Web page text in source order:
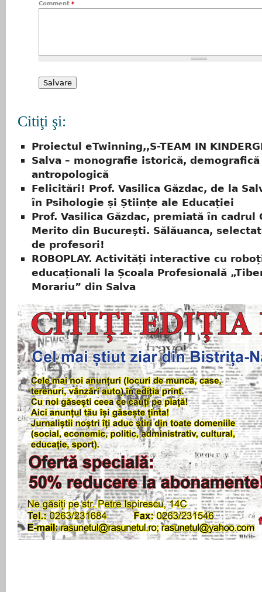
Comment *
Citiţi şi:
Proiectul eTwinning,,S-TEAM IN
Salva – monografie istorică,
antropologică
Felicitări! Prof. Vasilica Găzdac, de la
în Psihologie și Științe ale Educației
Prof. Vasilica Găzdac, premiată în cadrul
Merito din Bucureşti. Sălăuanca,
de profesori!
ROBOPLAY. Activități interactive cu
educaționali la Școala Profesională
Morariu” din Salva